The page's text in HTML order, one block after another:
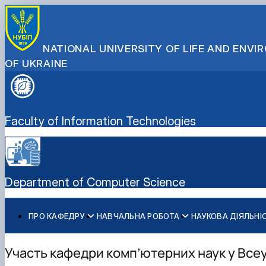
NATIONAL UNIVERSITY OF LIFE AND
OF UKRAINE
Faculty of Information Technologies
Department of Computer Science
ПРО КАФЕДРУ
Про кафедру
Історія кафедри
Склад кафедри
НАВЧАЛЬНА РОБОТА
Документи кафедри
Практичне навчання
Робочі програми
НАУКОВА
Наукова діяльність
Аспіранти
Абітурієнту
Спеціальності
Інженерія програмного забезпечення (бакалавр)
Комп'ютерні науки (бакалавр)
Участь кафедри комп’ютерних наук у